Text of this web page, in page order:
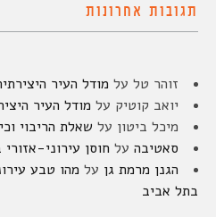
תגובות אחרונות
זוהר טל על מודל העיר
יואב קוטיק על מודל העיר
מיכל ביטון על שאלת הריבוי
סאטיבה על חוסן עירוני-
הגנן מרמת גן על מהו טבע
בתל אביב